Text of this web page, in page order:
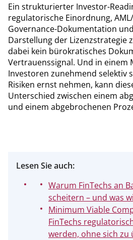
Ein strukturierter Investor-
regulatorische Einordnung,
Governance-Dokumentation
Darstellung der Lizenzstrategie
dabei kein bürokratisches
Vertrauenssignal. Und in einem
Investoren zunehmend selektiv
Risiken ernst nehmen, kann
Unterschied zwischen einem
und einem abgebrochenen
Lesen Sie auch:
Warum FinTechs an
scheitern – und was
Minimum Viable
FinTechs
werden, ohne sich